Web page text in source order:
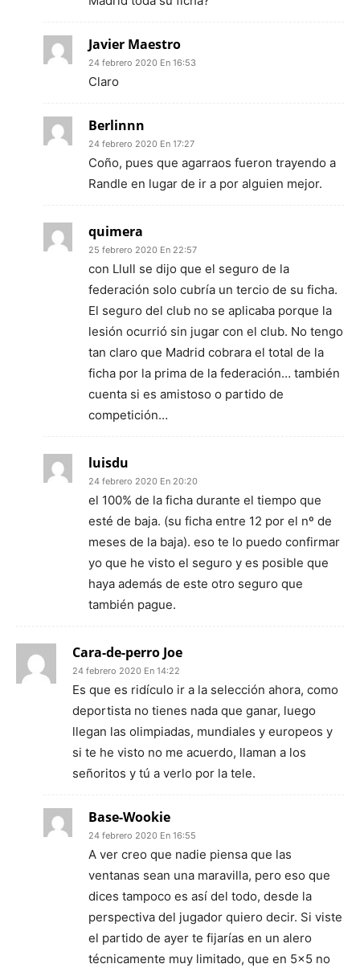
Javier Maestro
24 febrero 2020 En 16:53
Claro
Berlinnn
24 febrero 2020 En 17:27
Coño, pues que agarraos fueron trayendo a
Randle en lugar de ir a por alguien mejor.
quimera
25 febrero 2020 En 22:57
con Llull se dijo que el seguro de la
federación solo cubría un tercio de su ficha.
El seguro del club no se aplicaba porque la
lesión ocurrió sin jugar con el club. No tengo
tan claro que Madrid cobrara el total de la
ficha por la prima de la federación… también
cuenta si es amistoso o partido de
competición…
luisdu
24 febrero 2020 En 20:20
el 100% de la ficha durante el tiempo que
esté de baja. (su ficha entre 12 por el nº de
meses de la baja). eso te lo puedo confirmar
yo que he visto el seguro y es posible que
haya además de este otro seguro que
también pague.
Cara-de-perro Joe
24 febrero 2020 En 14:22
Es que es ridículo ir a la selección ahora, como
deportista no tienes nada que ganar, luego
llegan las olimpiadas, mundiales y europeos y
si te he visto no me acuerdo, llaman a los
señoritos y tú a verlo por la tele.
Base-Wookie
24 febrero 2020 En 16:55
A ver creo que nadie piensa que las
ventanas sean una maravilla, pero eso que
dices tampoco es así del todo, desde la
perspectiva del jugador quiero decir. Si viste
el partido de ayer te fijarías en un alero
técnicamente muy limitado, que en 5×5 no